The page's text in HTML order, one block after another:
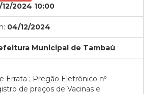
2024 10:00
04/12/2024
Municipal de Tambaú
Errata ; Pregão Eletrônico nº
de preços de Vacinas e